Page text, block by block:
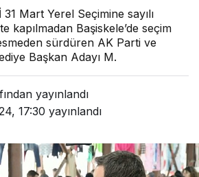
Mart Yerel Seçimine sayılı
kapılmadan Başiskele’de seçim
sürdüren AK Parti ve
Başkan Adayı M.
yayınlandı
17:30 yayınlandı